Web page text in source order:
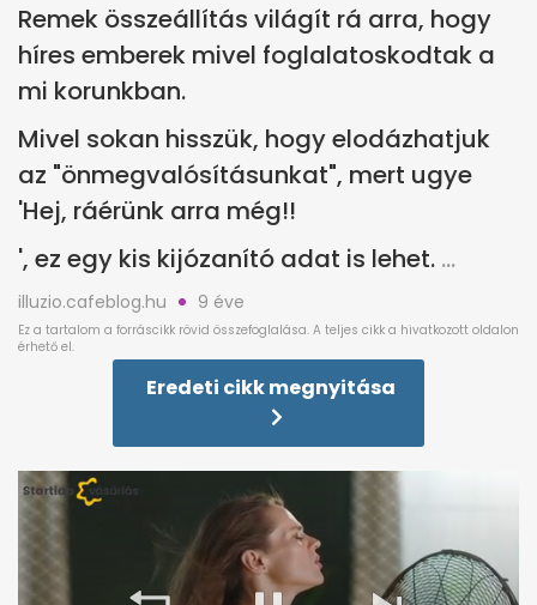
Remek összeállítás világít rá arra, hogy
híres emberek mivel foglalatoskodtak a
mi korunkban.
Mivel sokan hisszük, hogy elodázhatjuk
az "önmegvalósításunkat", mert ugye
'Hej, ráérünk arra még!!
', ez egy kis kijózanító adat is lehet.
illuzio.cafeblog.hu 9 éve
Eredeti cikk megnyitása